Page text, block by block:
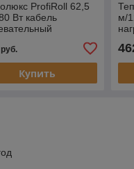
ProfiRoll 62,5
Вт кабель
Купить
м/